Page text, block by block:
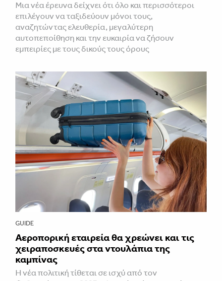
Μια νέα έρευνα δείχνει ότι όλο και περισσότεροι
επιλέγουν να ταξιδεύουν μόνοι τους,
αναζητώντας ελευθερία, μεγαλύτερη
αυτοπεποίθηση και την ευκαιρία να ζήσουν
εμπειρίες με τους δικούς τους όρους
GUIDE
Αεροπορική εταιρεία θα χρεώνει και τις
χειραποσκευές στα ντουλάπια της
καμπίνας
Η νέα πολιτική τίθεται σε ισχύ από τον